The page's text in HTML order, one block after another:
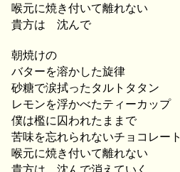
喉元に焼き付いて離れない
貴方は 沈んで
朝焼けの
バターを溶かした旋律
砂糖で涙拭ったタルトタタン
レモンを浮かべたティーカップ
僕は檻に囚われたままで
苦味を忘れられないチョコレート
喉元に焼き付いて離れない
貴方は 沈んで消えていく